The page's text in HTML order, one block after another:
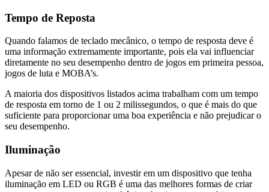
Tempo de Reposta
Quando falamos de teclado mecânico, o tempo de resposta deve é
uma informação extremamente importante, pois ela vai influenciar
diretamente no seu desempenho dentro de jogos em primeira pessoa,
jogos de luta e MOBA’s.
A maioria dos dispositivos listados acima trabalham com um tempo
de resposta em torno de 1 ou 2 milissegundos, o que é mais do que
suficiente para proporcionar uma boa experiência e não prejudicar o
seu desempenho.
Iluminação
Apesar de não ser essencial, investir em um dispositivo que tenha
iluminação em LED ou RGB é uma das melhores formas de criar